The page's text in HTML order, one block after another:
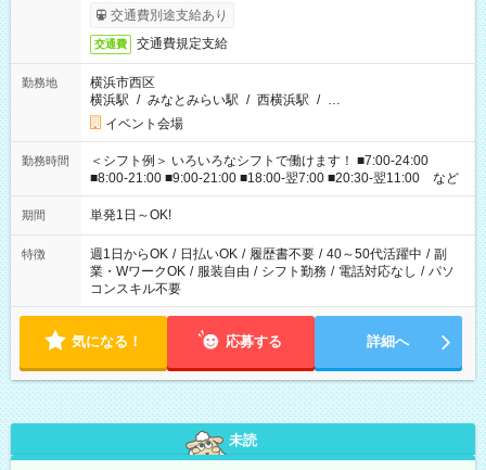
交通費別途支給あり
交通費 交通費規定支給
勤務地
横浜市西区
横浜駅 / みなとみらい駅 / 西横浜駅 / …
イベント会場
勤務時間
＜シフト例＞ いろいろなシフトで働けます！ ■7:00-24:00
■8:00-21:00 ■9:00-21:00 ■18:00-翌7:00 ■20:30-翌11:00 など
期間 単発1日～OK!
特徴 週1日からOK / 日払いOK / 履歴書不要 / 40～50代活躍中 / 副
業・WワークOK / 服装自由 / シフト勤務 / 電話対応なし / パソ
コンスキル不要
気になる！ 応募する 詳細へ
未読